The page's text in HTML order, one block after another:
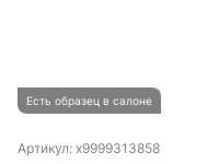
Есть образец в салоне
Артикул: х9999313858